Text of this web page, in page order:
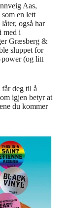
Aas,
en lett
også har
med i
Græsberg &
sluppet for
(og litt
deg til å
igjen betyr at
du kommer